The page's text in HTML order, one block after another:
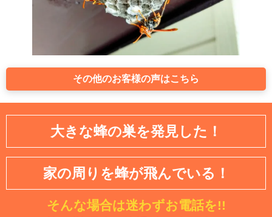
その他のお客様の声はこちら
大きな蜂の巣を発見した！
家の周りを蜂が飛んでいる！
そんな場合は迷わずお電話を!!